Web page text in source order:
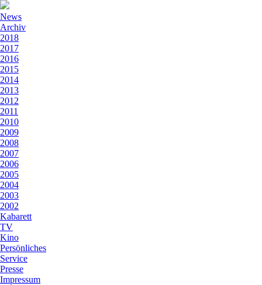
News
Archiv
2018
2017
2016
2015
2014
2013
2012
2011
2010
2009
2008
2007
2006
2005
2004
2003
2002
Kabarett
TV
Kino
Persönliches
Service
Presse
Impressum